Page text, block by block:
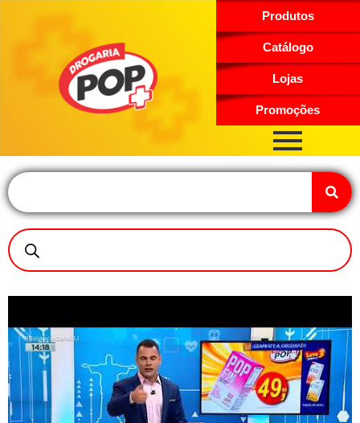
Produtos
Catálogo
Lojas
Promoções